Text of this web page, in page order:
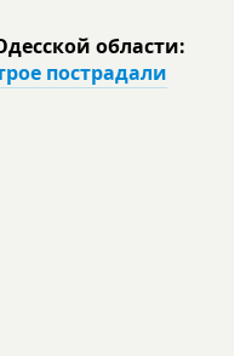
области:
пострадали